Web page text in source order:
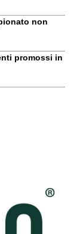
non
promossi in